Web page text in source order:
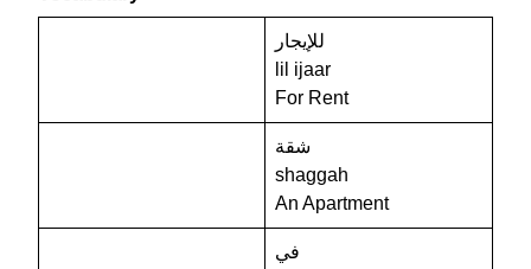
للإيجار
lil ijaar
For Rent
شقة
shaggah
An Apartment
في